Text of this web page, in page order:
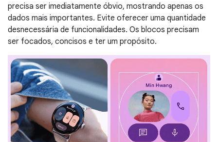
precisa ser imediatamente óbvio, mostrando apenas os
dados mais importantes. Evite oferecer uma quantidade
desnecessária de funcionalidades. Os blocos precisam
ser focados, concisos e ter um propósito.